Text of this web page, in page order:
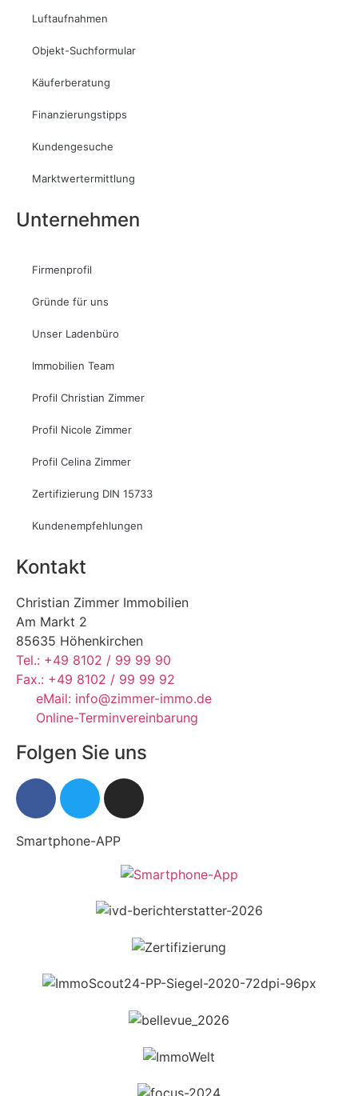
Luftaufnahmen
Objekt-Suchformular
Käuferberatung
Finanzierungstipps
Kundengesuche
Marktwertermittlung
Unternehmen
Firmenprofil
Gründe für uns
Unser Ladenbüro
Immobilien Team
Profil Christian Zimmer
Profil Nicole Zimmer
Profil Celina Zimmer
Zertifizierung DIN 15733
Kundenempfehlungen
Kontakt
Christian Zimmer Immobilien
Am Markt 2
85635 Höhenkirchen
Tel.: +49 8102 / 99 99 90
Fax.: +49 8102 / 99 99 92
eMail: info@zimmer-immo.de
Online-Terminvereinbarung
Folgen Sie uns
Smartphone-APP